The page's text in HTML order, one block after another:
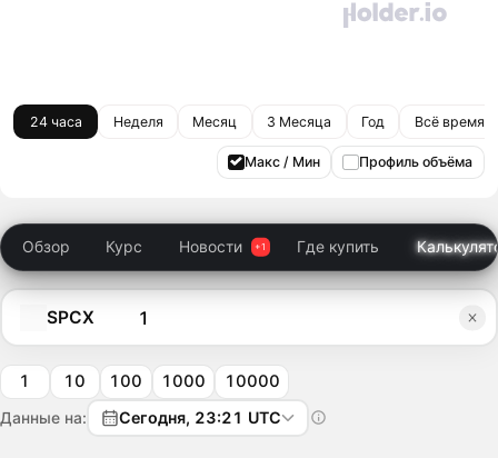
24 часа Неделя Месяц 3 Месяца Год Всё время
Макс / Мин Профиль объёма
Обзор Курс Новости Где купить
SPCX
1 10 100 1000 10000
Данные на: Сегодня, 23:21 UTC